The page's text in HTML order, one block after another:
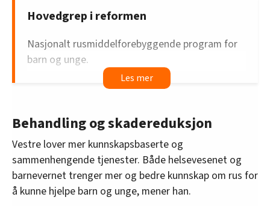
Hovedgrep i reformen
Nasjonalt rusmiddelforebyggende program for
barn og unge.
Utrede årskontroll hos fastlege og fritak for
Videreutvikle LAR (legemiddelassistert
rehabilitering) slik at behandlingen blir mer
helhetlig og treffer flere.
Legge til rette for at det blir enklere for
kommunene å etablere brukerrom.
Behandling og skadereduksjon
Vestre lover mer kunnskapsbaserte og
sammenhengende tjenester. Både helsevesenet og
barnevernet trenger mer og bedre kunnskap om rus for
å kunne hjelpe barn og unge, mener han.